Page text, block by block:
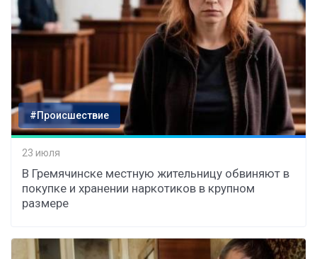
#Происшествие
23 июля
В Гремячинске местную жительницу обвиняют в
покупке и хранении наркотиков в крупном
размере